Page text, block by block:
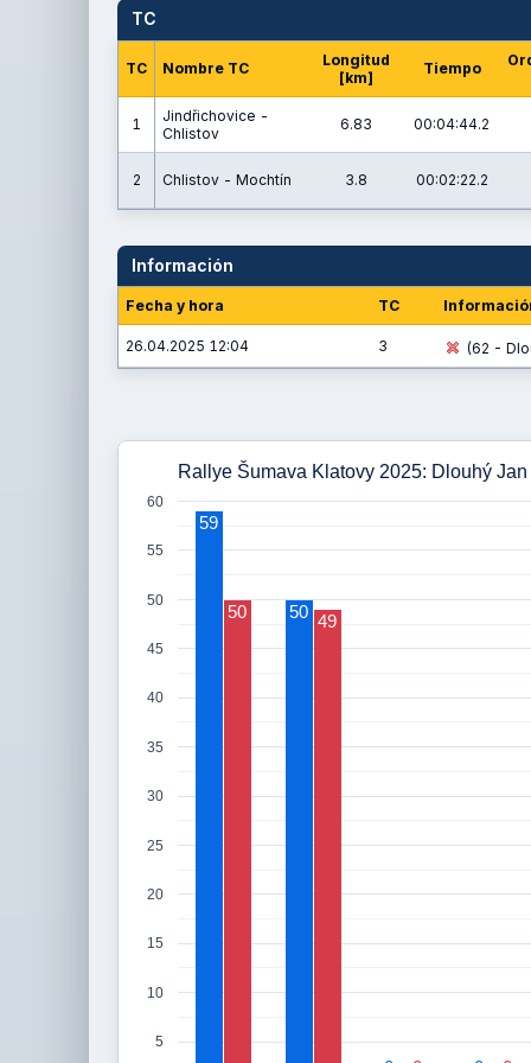
TC
TC Nombre TC
Longitud
[km]
Tiempo
1
Jindřichovice -
Chlistov
6.83 00:04:44.2
2 Chlistov - Mochtín 3.8 00:02:22.2
Información
Fecha y hora TC
26.04.2025 12:04 3 (62 -
Rallye Šumava Klatovy 2025: Dlouhý Jan
5
10
15
20
25
30
35
40
45
50
55
60
59
50
50 49